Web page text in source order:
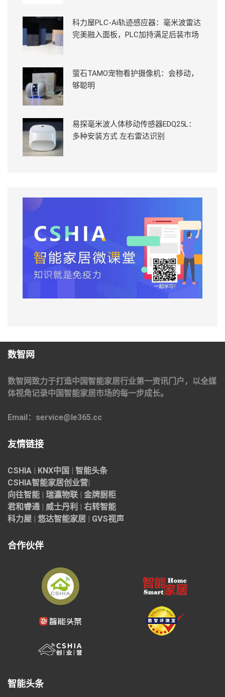
科力屋PLC-Ai轨迹感应器：毫米波雷达
完美融入面板，PLC加持满足后装市场
萤石TAMO宠物看护摄像机：会移动，
够聪明
易探毫米波人体移动传感器EDQ25L：
多种安装方式 左右雷达识别
数智网
数智网致力于打造中国智能家居行业第一资讯门户，以全媒
体视角记录中国智能家居市场的每一步成长。
Email：service@le365.cc
友情链接
CSHIA KNX中国
智能头条
CSHIA智能家居创业营
向往智能
瑞瀛物联
金牌厨柜
君和睿通
威士丹利
右转智能
科力屋
悠达智能家居 GVS视声
合作伙伴
智能头条